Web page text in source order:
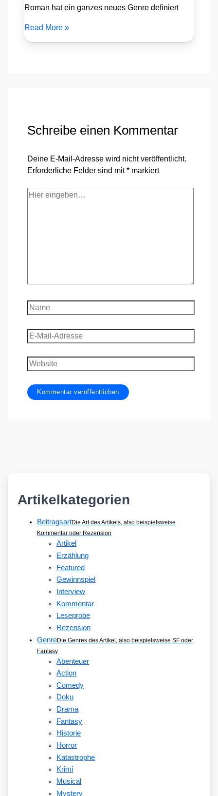
Roman hat ein ganzes neues Genre definiert
Read More »
Schreibe einen Kommentar
Deine E-Mail-Adresse wird nicht veröffentlicht.
Erforderliche Felder sind mit* markiert
Hier
Name
E-
Mail-
Adresse
Website
Artikelkategorien
BeitragsartDie Art des Artikels, also beispielsweise
Kommentar oder Rezension
Artikel
Erzählung
Featured
Gewinnspiel
Interview
Kommentar
Leseprobe
Rezension
GenreDie Genres des Artikel, also beispielsweise SF oder
Fantasy
Abenteuer
Action
Comedy
Doku
Drama
Fantasy
Historie
Horror
Katastrophe
Krimi
Musical
Mystery